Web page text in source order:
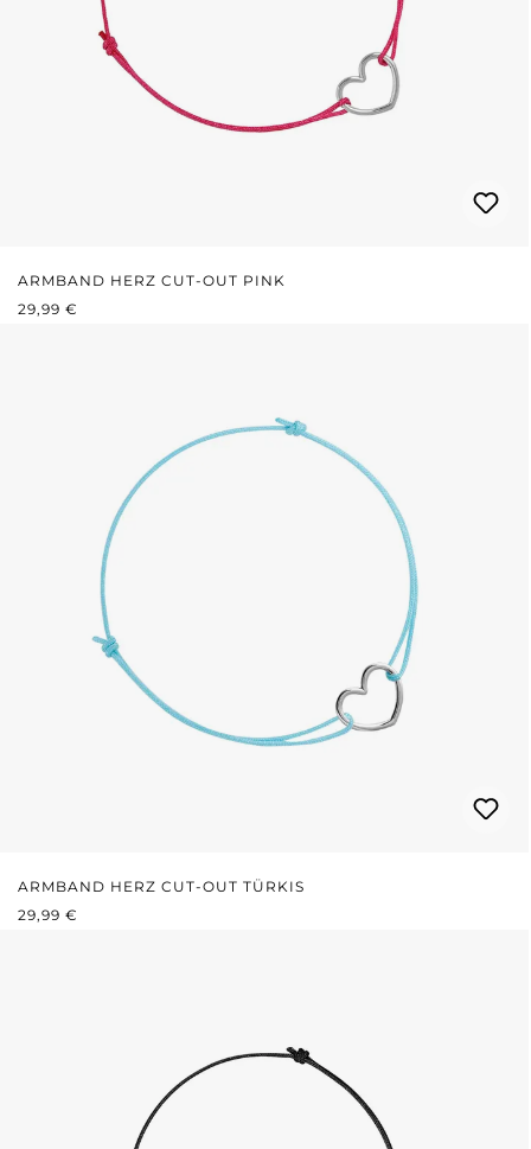
ARMBAND HERZ CUT-OUT PINK
REGULÄRER PREIS:
29,99 €
ARMBAND HERZ CUT-OUT TÜRKIS
REGULÄRER PREIS:
29,99 €